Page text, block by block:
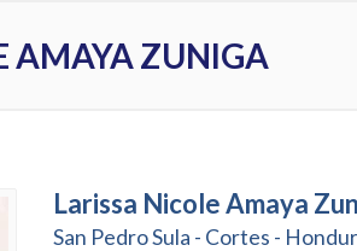
AMAYA ZUNIGA
Larissa Nicole Amaya
San Pedro Sula - Cortes -